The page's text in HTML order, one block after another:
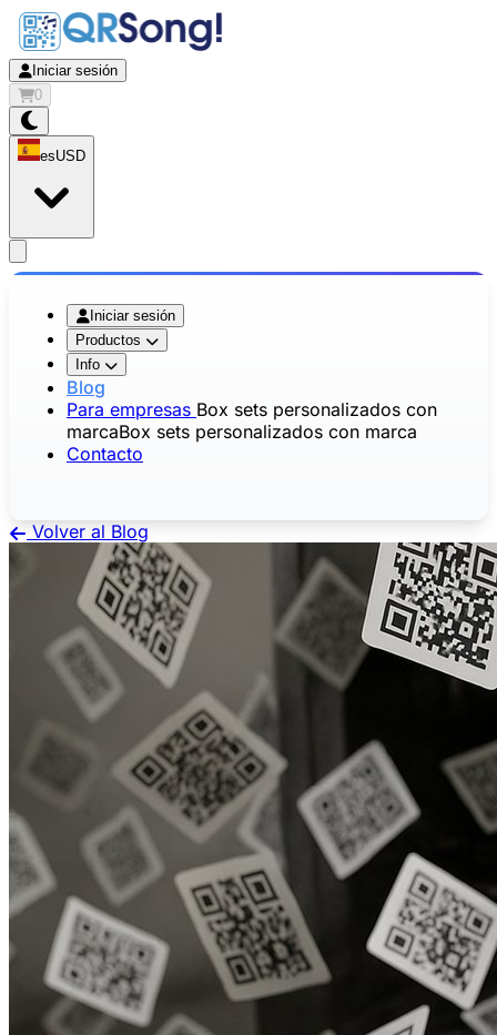
Iniciar sesión
0
esUSD
Iniciar sesión
Productos
Info
Blog
Para empresas Box sets personalizados con
marcaBox sets personalizados con marca
Contacto
Volver al Blog